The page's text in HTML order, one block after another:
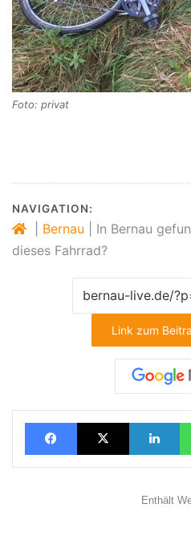
Foto: privat
NAVIGATION:
Bernau
In Bernau
dieses Fahrrad?
Link zum
FacebookX
Enthält